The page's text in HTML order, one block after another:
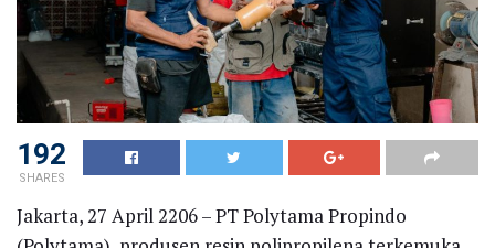
192
SHARES
Jakarta, 27 April 2206 – PT Polytama Propindo